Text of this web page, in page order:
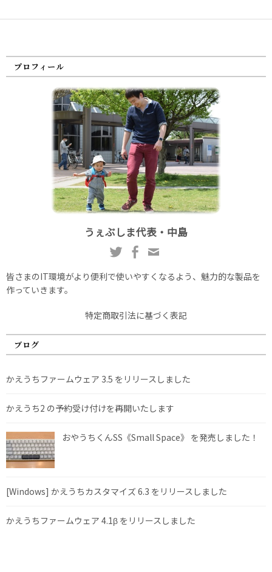
プロフィール
うぇぶしま代表・中島
皆さまのIT環境がより便利で使いやすくなるよう、魅力的な製品を
作っていきます。
特定商取引法に基づく表記
ブログ
かえうちファームウェア 3.5 をリリースしました
かえうち2 の予約受け付けを再開いたします
おやうちくんSS《Small Space》 を発売しました！
[Windows] かえうちカスタマイズ 6.3 をリリースしました
かえうちファームウェア 4.1β をリリースしました